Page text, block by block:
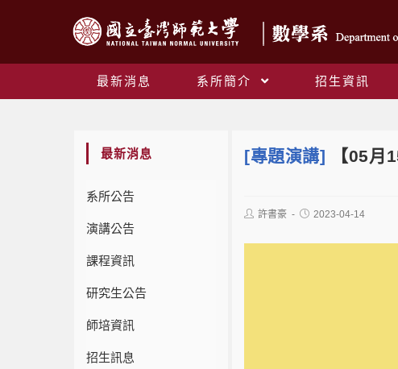
最新消息 系所簡介 招生資訊
最新消息
系所公告
演講公告
課程資訊
研究生公告
師培資訊
招生訊息
[專題演講] 【05
許書豪 2023-04-14